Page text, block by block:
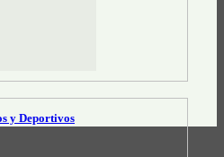
y Deportivos